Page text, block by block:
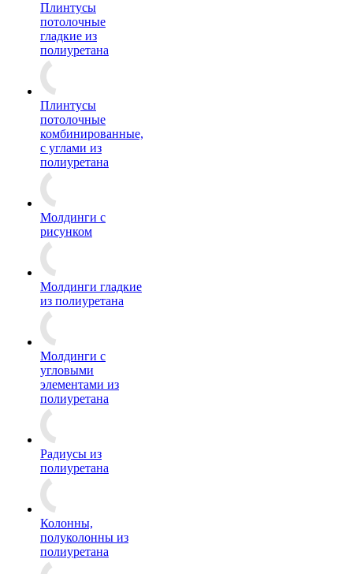
Плинтусы
потолочные
гладкие из
полиуретана
Плинтусы
потолочные
комбинированные,
с углами из
полиуретана
Молдинги c
рисунком
Молдинги гладкие
из полиуретана
Молдинги с
угловыми
элементами из
полиуретана
Радиусы из
полиуретана
Колонны,
полуколонны из
полиуретана